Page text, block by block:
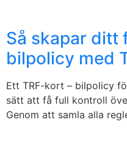
Så skapar ditt
bilpolicy med
Ett TRF-kort – bilpolicy
sätt att få full kontroll
Genom att samla alla